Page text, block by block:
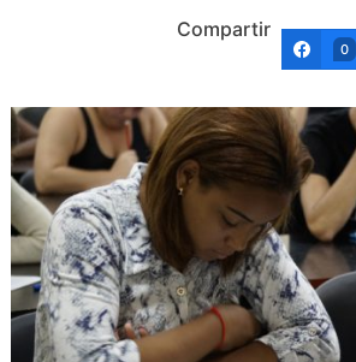
Compartir
0